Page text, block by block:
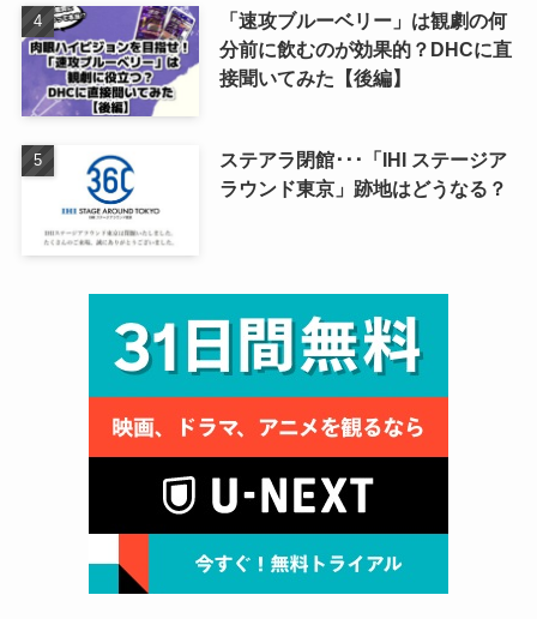
「速攻ブルーベリー」は観劇の何
分前に飲むのが効果的？DHCに直
接聞いてみた【後編】
ステアラ閉館･･･「IHI ステージア
ラウンド東京」跡地はどうなる？